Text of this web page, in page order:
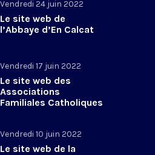
Vendredi 24 juin 2022
Le site web de
l’Abbaye d’En Calcat
Vendredi 17 juin 2022
Le site web des
Associations
Familiales Catholiques
Vendredi 10 juin 2022
Le site web de la